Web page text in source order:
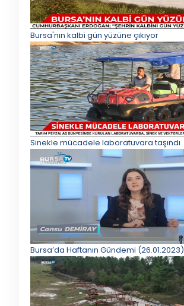
Bursa'nın kalbi gün yüzüne çıkıyor
Sinekle mücadele laboratuvara taşındı
Bursa’da Haftanın Gündemi (26.01.2023)